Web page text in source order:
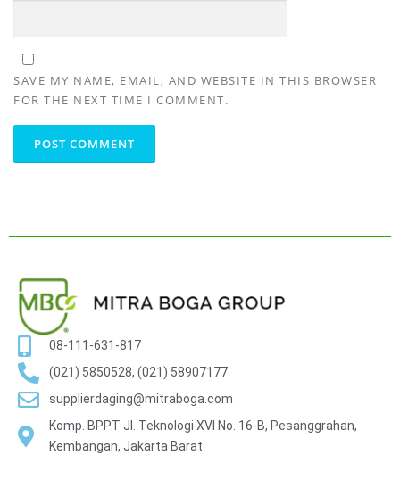
SAVE MY NAME, EMAIL, AND WEBSITE IN THIS BROWSER
FOR THE NEXT TIME I COMMENT.
08-111-631-817
(021) 5850528, (021) 58907177
supplierdaging@mitraboga.com
Komp. BPPT Jl. Teknologi XVI No. 16-B, Pesanggrahan,
Kembangan, Jakarta Barat